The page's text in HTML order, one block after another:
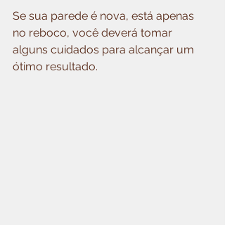
Se sua parede é nova, está apenas
no reboco, você deverá tomar
alguns cuidados para alcançar um
ótimo resultado.